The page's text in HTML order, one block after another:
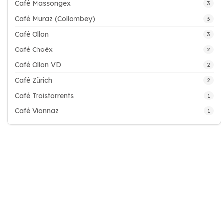
Café Massongex 3
Café Muraz (Collombey) 3
Café Ollon 3
Café Choëx 2
Café Ollon VD 2
Café Zürich 2
Café Troistorrents 1
Café Vionnaz 1